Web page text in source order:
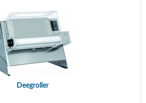
Deegroller